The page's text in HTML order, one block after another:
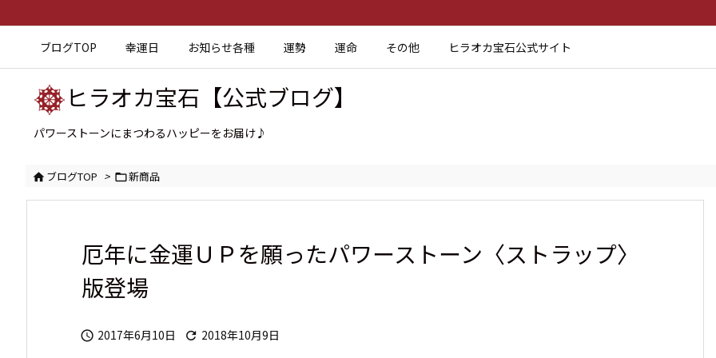
ブログTOP 幸運日 お知らせ各種 運勢 運命 その他 ヒラオカ宝石公式サイト
ヒラオカ宝石【公式ブログ】
パワーストーンにまつわるハッピーをお届け♪
ブログTOP > 新商品
厄年に金運ＵＰを願ったパワーストーン〈ストラップ〉
版登場
 2017年6月10日  2018年10月9日